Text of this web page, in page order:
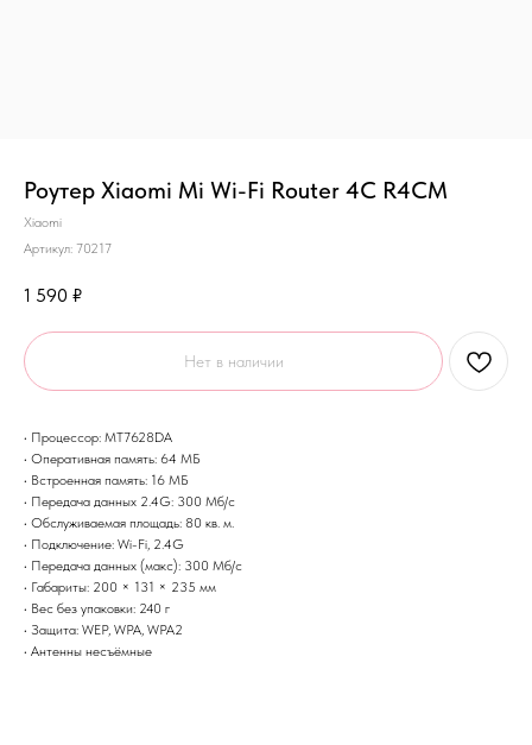
Роутер Xiaomi Mi Wi-Fi Router 4C R4CM
Xiaomi
Артикул: 70217
1 590 ₽
Нет в наличии
• Процессор: MT7628DA
• Оперативная память: 64 МБ
• Встроенная память: 16 МБ
• Передача данных 2.4G: 300 Мб/с
• Обслуживаемая площадь: 80 кв. м.
• Подключение: Wi-Fi, 2.4G
• Передача данных (макс): 300 Мб/с
• Габариты: 200 × 131 × 235 мм
• Вес без упаковки: 240 г
• Защита: WEP, WPA, WPA2
• Антенны несъёмные